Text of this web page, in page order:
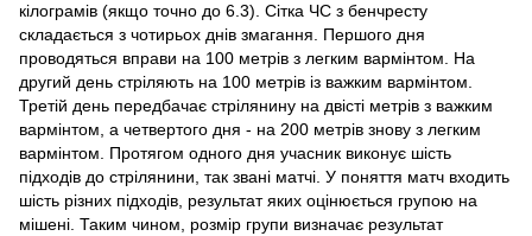
кілограмів (якщо точно до 6.3). Сітка ЧС з бенчресту
складається з чотирьох днів змагання. Першого дня
проводяться вправи на 100 метрів з легким вармінтом. На
другий день стріляють на 100 метрів із важким вармінтом.
Третій день передбачає стрілянину на двісті метрів з важким
вармінтом, а четвертого дня - на 200 метрів знову з легким
вармінтом. Протягом одного дня учасник виконує шість
підходів до стрілянини, так звані матчі. У поняття матч входить
шість різних підходів, результат яких оцінюється групою на
мішені. Таким чином, розмір групи визначає результат